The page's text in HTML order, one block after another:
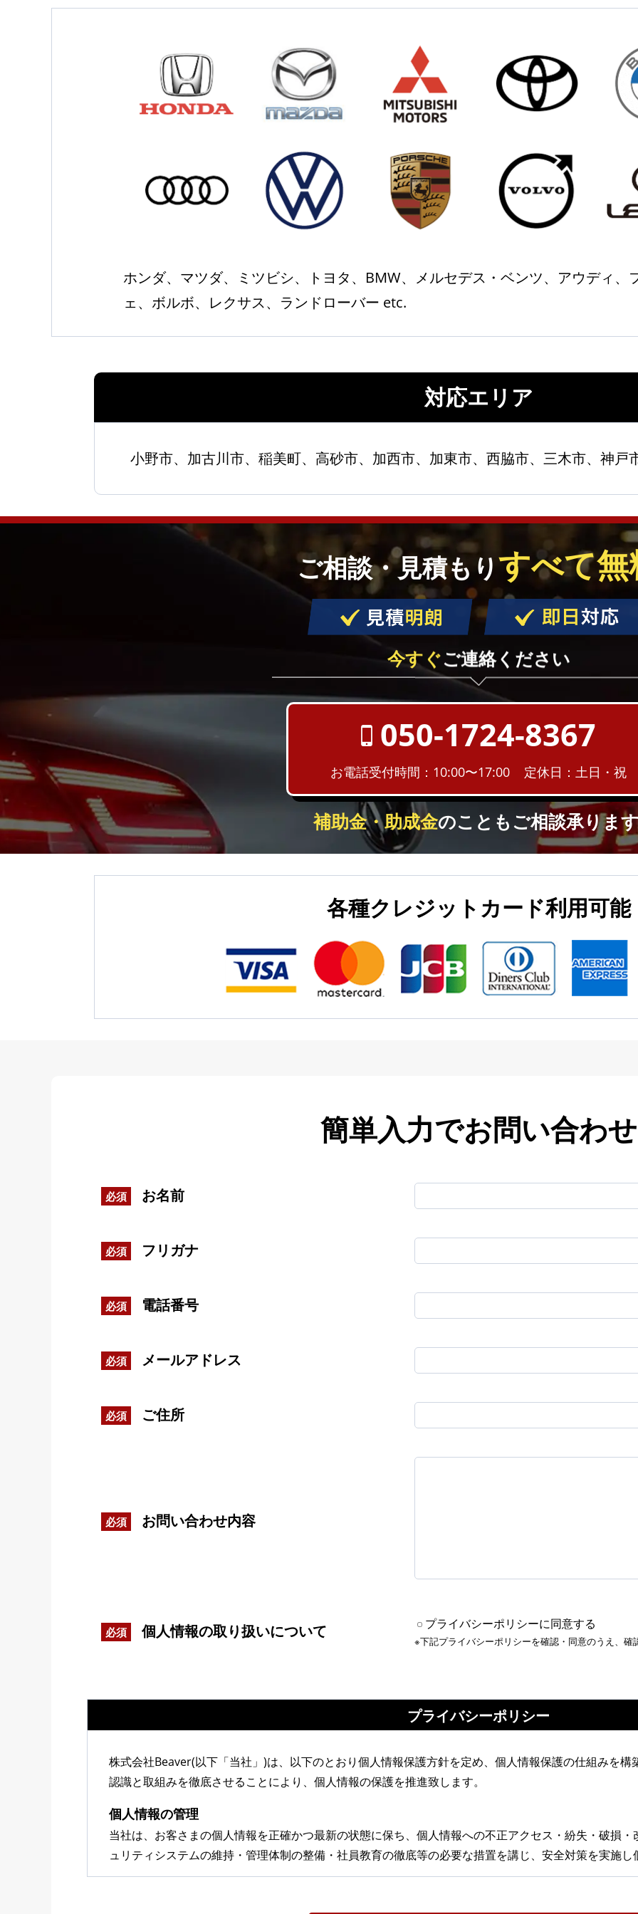
ホンダ、マツダ、ミツビシ、トヨタ、BMW、メルセデス・ベンツ、アウディ、
ェ、ボルボ、レクサス、ランドローバー etc.
対応エリア
小野市、加古川市、稲美町、高砂市、加西市、加東市、西脇市、三木市、神戸
ご相談・見積もりすべて無
今すぐご連絡ください
050-1724-8367
お電話受付時間：10:00〜17:00 定休日：土日・祝
補助金・助成金のこともご相談承りま
各種クレジットカード利用可能
簡単入力でお問い合わせ
必須 お名前
必須 フリガナ
必須 電話番号
必須 メールアドレス
必須 ご住所
必須 お問い合わせ内容
必須 個人情報の取り扱いについて プライバシーポリシーに同意する
※下記プライバシーポリシーを確認・同意のうえ、確
プライバシーポリシー
株式会社Beaver(以下「当社」)は、以下のとおり個人情報保護方針を定め、個人情報保護の仕組みを
認識と取組みを徹底させることにより、個人情報の保護を推進致します。
個人情報の管理
当社は、お客さまの個人情報を正確かつ最新の状態に保ち、個人情報への不正アクセス・紛失・破損
ュリティシステムの維持・管理体制の整備・社員教育の徹底等の必要な措置を講じ、安全対策を実施